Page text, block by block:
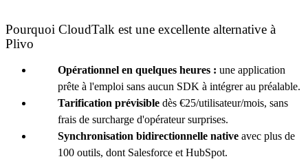
Pourquoi CloudTalk est une excellente alternative à
Plivo
Opérationnel en quelques heures : une application
prête à l'emploi sans aucun SDK à intégrer au préalable.
Tarification prévisible dès €25/utilisateur/mois, sans
frais de surcharge d'opérateur surprises.
Synchronisation bidirectionnelle native avec plus de
100 outils, dont Salesforce et HubSpot.